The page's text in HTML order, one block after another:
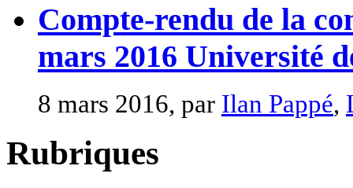
Compte-rendu de la
mars 2016 Université
8 mars 2016, par Ilan Pappé,
Rubriques